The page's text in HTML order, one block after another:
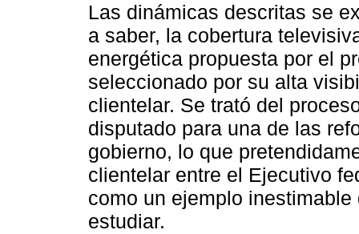
Las dinámicas descritas se
a saber, la cobertura
energética propuesta por el
seleccionado por su alta
clientelar. Se trató del
disputado para una de las
gobierno, lo que
clientelar entre el Ejecutivo
como un ejemplo
estudiar.